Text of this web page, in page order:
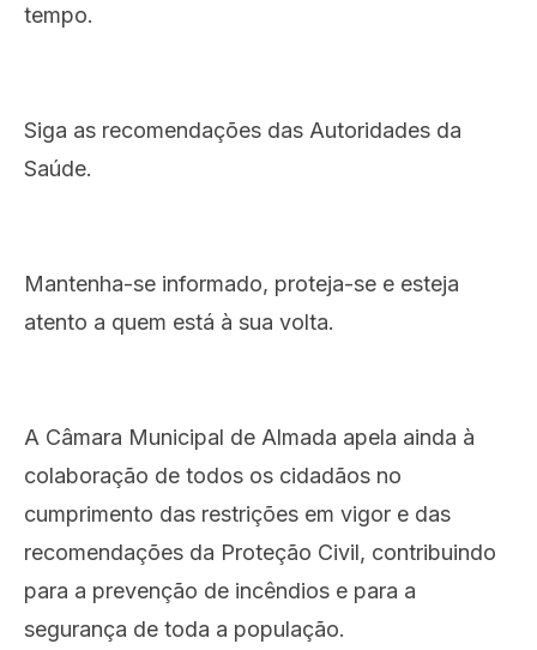
tempo.
Siga as recomendações das Autoridades da
Saúde.
Mantenha-se informado, proteja-se e esteja
atento a quem está à sua volta.
A Câmara Municipal de Almada apela ainda à
colaboração de todos os cidadãos no
cumprimento das restrições em vigor e das
recomendações da Proteção Civil, contribuindo
para a prevenção de incêndios e para a
segurança de toda a população.